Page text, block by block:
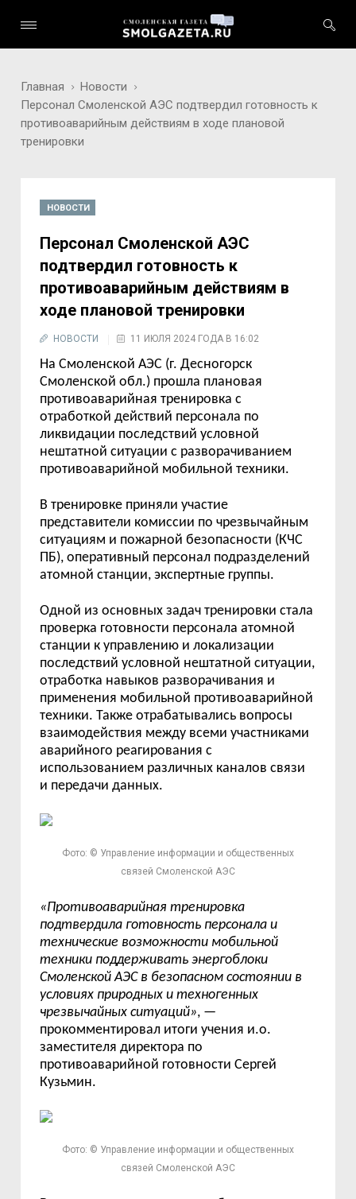
Главная
Новости
Персонал Смоленской АЭС подтвердил готовность к
противоаварийным действиям в ходе плановой
тренировки
НОВОСТИ
Персонал Смоленской АЭС
подтвердил готовность к
противоаварийным действиям в
ходе плановой тренировки
НОВОСТИ 11 ИЮЛЯ 2024 ГОДА В 16:02
На Смоленской АЭС (г. Десногорск
Смоленской обл.) прошла плановая
противоаварийная тренировка с
отработкой действий персонала по
ликвидации последствий условной
нештатной ситуации с разворачиванием
противоаварийной мобильной техники.
В тренировке приняли участие
представители комиссии по чрезвычайным
ситуациям и пожарной безопасности (КЧС
ПБ), оперативный персонал подразделений
атомной станции, экспертные группы.
Одной из основных задач тренировки стала
проверка готовности персонала атомной
станции к управлению и локализации
последствий условной нештатной ситуации,
отработка навыков разворачивания и
применения мобильной противоаварийной
техники. Также отрабатывались вопросы
взаимодействия между всеми участниками
аварийного реагирования с
использованием различных каналов связи
и передачи данных.
Фото: © Управление информации и общественных
связей Смоленской АЭС
«Противоаварийная тренировка
подтвердила готовность персонала и
технические возможности мобильной
техники поддерживать энергоблоки
Смоленской АЭС в безопасном состоянии в
условиях природных и техногенных
чрезвычайных ситуаций», —
прокомментировал итоги учения и.о.
заместителя директора по
противоаварийной готовности Сергей
Кузьмин.
Фото: © Управление информации и общественных
связей Смоленской АЭС